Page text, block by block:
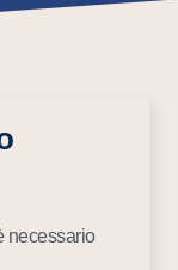
necessario